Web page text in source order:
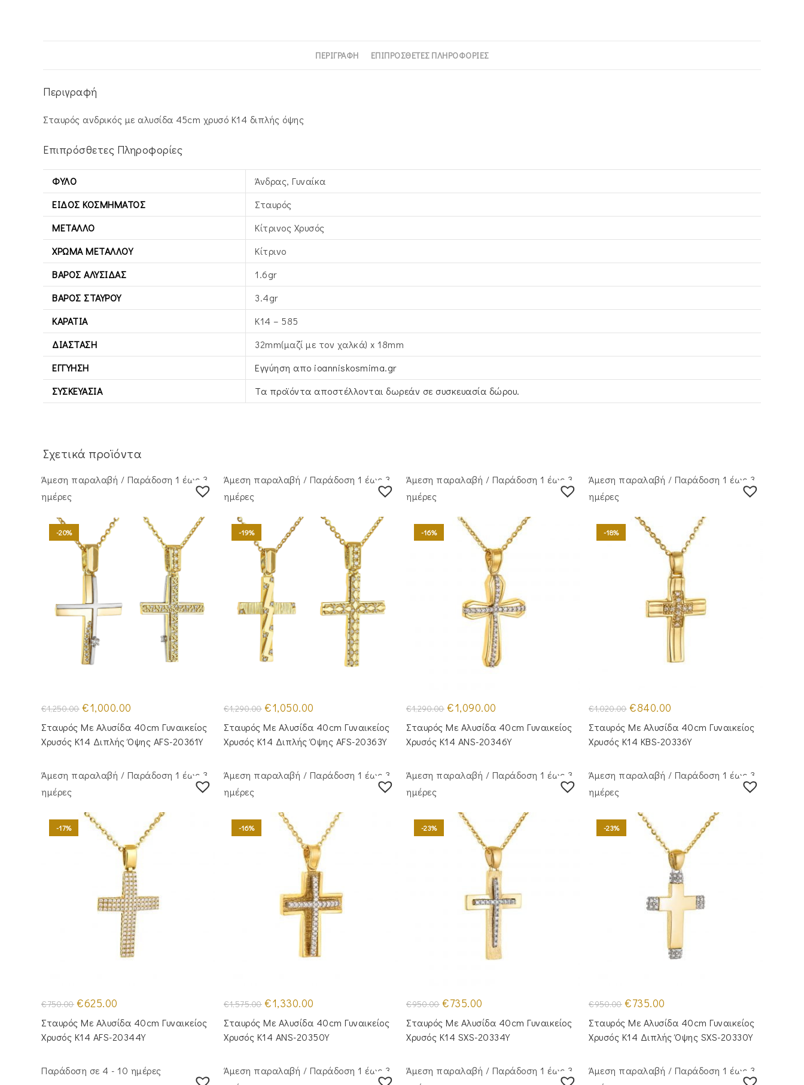
ΠΕΡΙΓΡΑΦΉ ΕΠΙΠΡΌΣΘΕΤΕΣ ΠΛΗΡΟΦΟΡΊΕΣ
Περιγραφή
Σταυρός ανδρικός με αλυσίδα 45cm χρυσό Κ14 διπλής όψης
Επιπρόσθετες Πληροφορίες
ΦΎΛΟ
Άνδρας, Γυναίκα
ΕΊΔΟΣ ΚΟΣΜΉΜΑΤΟΣ
Σταυρός
ΜΈΤΑΛΛΟ
Κίτρινος Xρυσός
ΧΡΏΜΑ ΜΕΤΆΛΛΟΥ
Κίτρινο
ΒΆΡΟΣ ΑΛΥΣΊΔΑΣ
1.6gr
ΒΆΡΟΣ ΣΤΑΥΡΟΎ
3.4gr
ΚΑΡΆΤΙΑ
Κ14 – 585
ΔΙΆΣΤΑΣΗ
32mm(μαζί με τον χαλκά) x 18mm
ΕΓΓΎΗΣΗ
Εγγύηση απο ioanniskosmima.gr
ΣΥΣΚΕΥΑΣΊΑ
Τα προϊόντα αποστέλλονται δωρεάν σε συσκευασία δώρου.
Σχετικά προϊόντα
Άμεση παραλαβή / Παράδoση 1 έως 3
ημέρες
-20%
€1,250.00 Original
price
was:
€1,250.00.
€1,000.00
τιμή
είναι:
€1,000.00.
Σταυρός Με Αλυσίδα 40cm Γυναικείος
Χρυσός Κ14 Διπλής Όψης AFS-20361Y
Άμεση παραλαβή / Παράδoση 1 έως 3
ημέρες
-19%
€1,290.00 Original
price
was:
€1,290.00.
€1,050.00
τιμή
είναι:
€1,050.00.
Σταυρός Mε Aλυσίδα 40cm Γυναικείος
Χρυσός Κ14 Διπλής Όψης AFS-20363Y
Άμεση παραλαβή / Παράδoση 1 έως 3
ημέρες
-16%
€1,290.00 Original
price
was:
€1,290.00.
€1,090.00
τιμή
είναι:
€1,090.00.
Σταυρός Mε Aλυσίδα 40cm Γυναικείος
Χρυσός Κ14 ANS-20346Y
Άμεση παραλαβή / Παράδoση 1 έως 3
ημέρες
-18%
€1,020.00 Original
price
was:
€1,020.00.
€840.00
τιμή
είναι:
€840.00.
Σταυρός Mε Aλυσίδα 40cm Γυναικείος
Χρυσός Κ14 KBS-20336Y
Άμεση παραλαβή / Παράδoση 1 έως 3
ημέρες
-17%
€750.00 Original
price
was:
€750.00.
€625.00
τιμή
είναι:
€625.00.
Σταυρός Με Αλυσίδα 40cm Γυναικείος
Χρυσός Κ14 AFS-20344Y
Άμεση παραλαβή / Παράδoση 1 έως 3
ημέρες
-16%
€1,575.00 Original
price
was:
€1,575.00.
€1,330.00
τιμή
είναι:
€1,330.00.
Σταυρός Mε Aλυσίδα 40cm Γυναικείος
Χρυσός Κ14 ANS-20350Y
Άμεση παραλαβή / Παράδoση 1 έως 3
ημέρες
-23%
€950.00 Original
price
was:
€950.00.
€735.00
τιμή
είναι:
€735.00.
Σταυρός Mε Aλυσίδα 40cm Γυναικείος
Χρυσός Κ14 SXS-20334Y
Άμεση παραλαβή / Παράδoση 1 έως 3
ημέρες
-23%
€950.00 Original
price
was:
€950.00.
€735.00
τιμή
είναι:
€735.00.
Σταυρός Με Αλυσίδα 40cm Γυναικείος
Χρυσός Κ14 Διπλής Όψης SXS-20330Y
Παράδοση σε 4 - 10 ημέρες
Άμεση παραλαβή / Παράδoση 1 έως 3
Άμεση παραλαβή / Παράδoση 1 έως 3
Άμεση παραλαβή / Παράδoση 1 έως 3